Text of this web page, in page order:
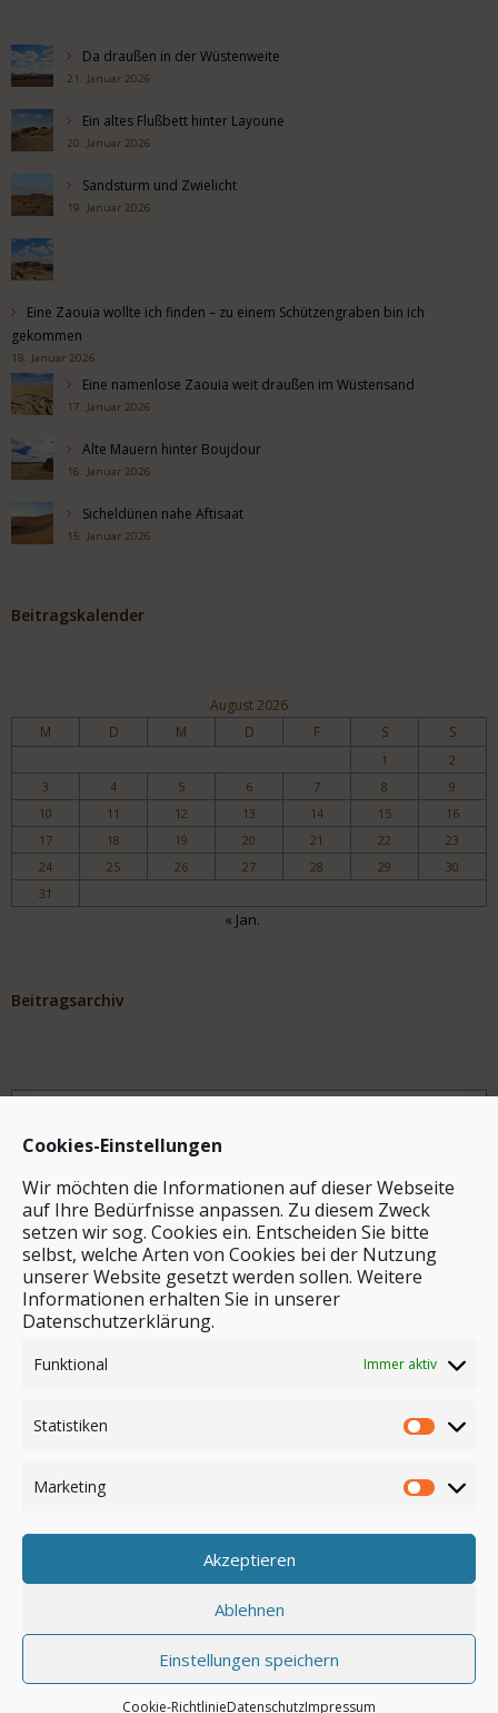
Cookies-Einstellungen
Wir möchten die Informationen auf dieser Webseite
auf Ihre Bedürfnisse anpassen. Zu diesem Zweck
setzen wir sog. Cookies ein. Entscheiden Sie bitte
selbst, welche Arten von Cookies bei der Nutzung
unserer Website gesetzt werden sollen. Weitere
Informationen erhalten Sie in unserer
Datenschutzerklärung.
Funktional Immer aktiv
Statistiken
Marketing
Akzeptieren
Ablehnen
Einstellungen speichern
Cookie-RichtlinieDatenschutzImpressum
Da draußen in der Wüstenweite
21. Januar 2026
Ein altes Flußbett hinter Layoune
20. Januar 2026
Sandsturm und Zwielicht
19. Januar 2026
Eine Zaouia wollte ich finden – zu einem Schützengraben bin ich
gekommen
18. Januar 2026
Eine namenlose Zaouia weit draußen im Wüstensand
17. Januar 2026
Alte Mauern hinter Boujdour
16. Januar 2026
Sicheldünen nahe Aftisaat
15. Januar 2026
Beitragskalender
August 2026
M D M D F S S
1
2
3
4 5 6 7 8
9
10
11 12 13 14 15
16
17
18 19 20 21 22
23
24
25 26 27 28 29
30
31
« Jan.
Beitragsarchiv
Archiv
Stichwortsuche
Anmelden
© by safar-reiseblog.de